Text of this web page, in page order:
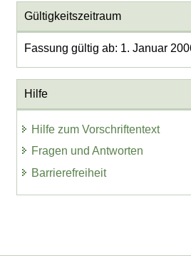
Gültigkeitszeitraum
Fassung gültig ab: 1. Januar
Hilfe
Hilfe zum Vorschriftentext
Fragen und Antworten
Barrierefreiheit